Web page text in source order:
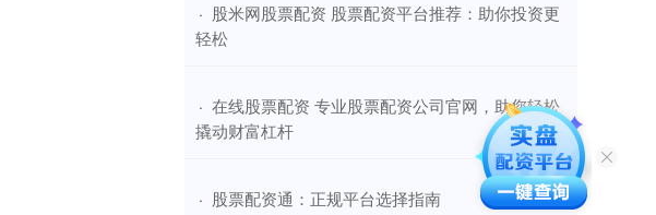
· ​股米网股票配资 股票配资平台推荐：助你投资更
轻松
· ​在线股票配资 专业股票配资公司官网，助您轻松
撬动财富杠杆
· ​股票配资通：正规平台选择指南